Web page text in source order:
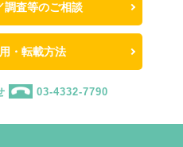
調査等のご相談
・転載方法
03-4332-7790